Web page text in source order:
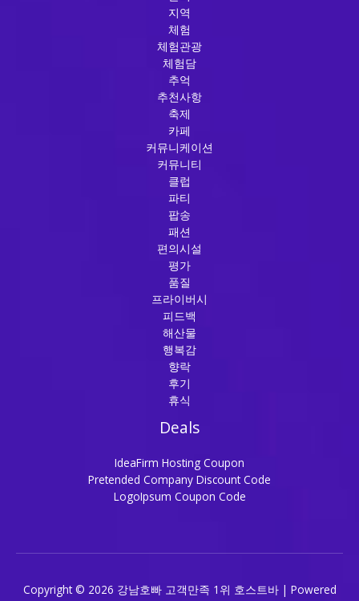
지역
체험
체험관광
체험담
추억
추천사항
축제
카페
커뮤니케이션
커뮤니티
클럽
파티
팝송
패션
편의시설
평가
품질
프라이버시
피드백
해산물
행복감
향락
후기
휴식
Deals
IdeaFirm Hosting Coupon
Pretended Company Discount Code
LogoIpsum Coupon Code
Copyright © 2026 강남호빠 고객만족 1위 호스트바 | Powered